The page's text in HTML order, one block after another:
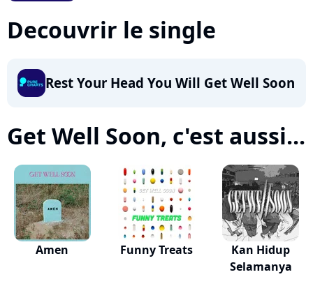
Decouvrir le single
Rest Your Head You Will Get Well Soon
Get Well Soon, c'est aussi...
Amen Funny Treats
Kan Hidup
Selamanya